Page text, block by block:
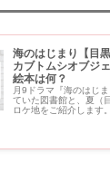
海のはじまり【目
カブトムシオブジ
絵本は何？
月9ドラマ『海のはじ
ていた図書館と、夏（
ロケ地をご紹介します。 第2話で、津野（池松壮亮）